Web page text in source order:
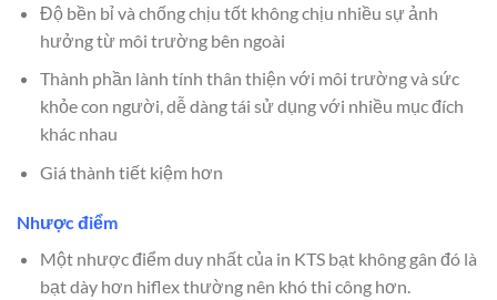
Độ bền bỉ và chống chịu tốt không chịu nhiều sự ảnh
hưởng từ môi trường bên ngoài
Thành phần lành tính thân thiện với môi trường và sức
khỏe con người, dễ dàng tái sử dụng với nhiều mục đích
khác nhau
Giá thành tiết kiệm hơn
Nhược điểm
Một nhược điểm duy nhất của in KTS bạt không gân đó là
bạt dày hơn hiflex thường nên khó thi công hơn.